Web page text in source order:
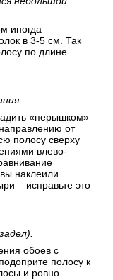
линию, которая
полосы.
отвес, лазер
иногда
в 3-5 см. Так
по длине
«перышком»
от
влево-
наклеили
– исправьте это